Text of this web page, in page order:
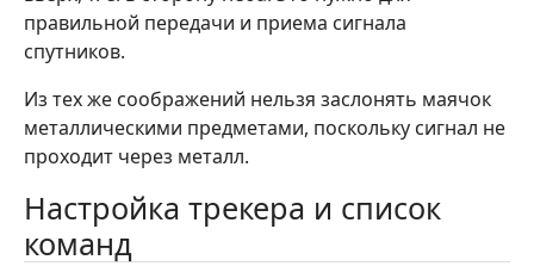
правильной передачи и приема сигнала
спутников.
Из тех же соображений нельзя заслонять маячок
металлическими предметами, поскольку сигнал не
проходит через металл.
Настройка трекера и список
команд